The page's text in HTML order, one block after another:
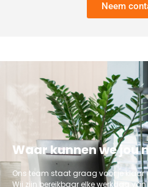
Neem
Waar kunnen we jou
Ons team staat graag voor je klaar
Wij zijn bereikbaar elke werkdag van